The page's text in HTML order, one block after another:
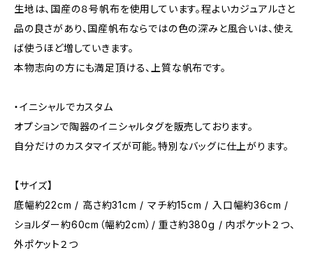
生地は、国産の８号帆布を使用しています。程よいカジュアルさと
品の良さがあり、国産帆布ならではの色の深みと風合いは、使え
ば使うほど増していきます。
本物志向の方にも満足頂ける、上質な帆布です。
・イニシャルでカスタム
オプションで陶器のイニシャルタグを販売しております。
自分だけのカスタマイズが可能。特別なバッグに仕上がります。
【サイズ】
底幅約22cm / 高さ約31cm / マチ約15cm / 入口幅約36cm /
ショルダー約60cm（幅約2cm）/ 重さ約380g / 内ポケット２つ、
外ポケット２つ